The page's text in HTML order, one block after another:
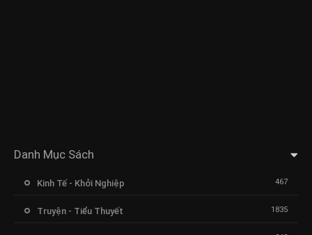
Danh Mục Sách
Kinh Tế - Khởi Nghiệp 467
Truyện - Tiểu Thuyết 1835